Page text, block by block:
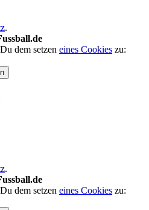
.
dem setzen eines Cookies zu:
.
dem setzen eines Cookies zu: